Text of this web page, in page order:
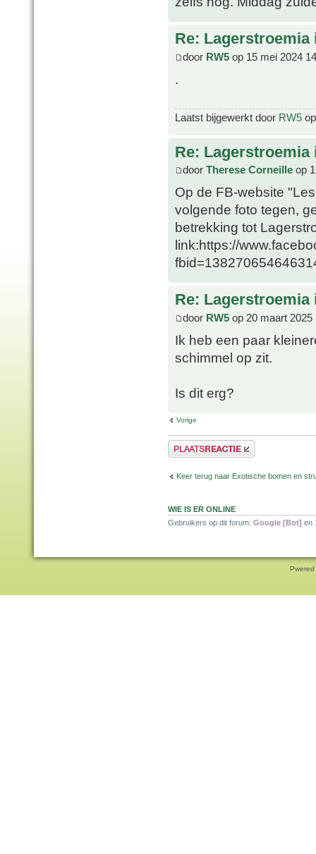
Re:
door RW5 op 15 mei 2024
.
Laatst bijgewerkt door RW5
Re:
door Therese Corneille op
Op de FB-website
volgende foto tegen,
betrekking tot
link:https://
Re:
door RW5 op 20 maart 2025
Ik heb een paar
schimmel op zit.
Is dit erg?
Vorige
Plaats een reactie
Keer terug naar Exotische bomen en
WIE IS ER ONLINE
Gebruikers op dit forum: Google [Bot] en